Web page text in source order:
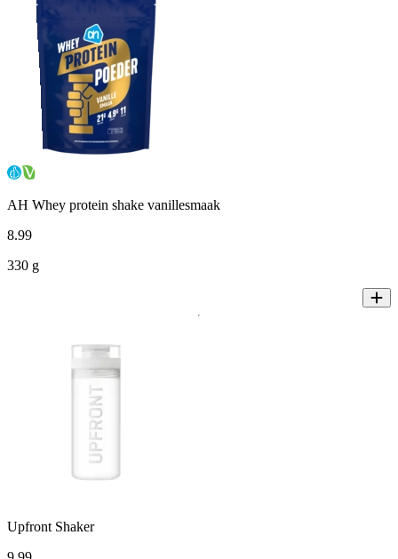
AH Whey protein shake vanillesmaak
8.99
330 g
Upfront Shaker